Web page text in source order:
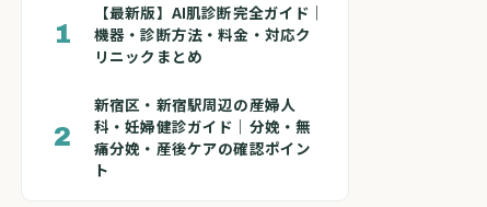
1
【最新版】AI肌診断完全ガイド｜
機器・診断方法・料金・対応ク
リニックまとめ
2
新宿区・新宿駅周辺の産婦人
科・妊婦健診ガイド｜分娩・無
痛分娩・産後ケアの確認ポイン
ト